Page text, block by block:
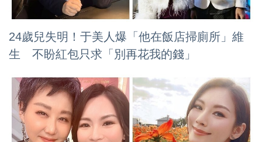
24歲兒失明！于美人爆「他在飯店掃廁所」維
生 不盼紅包只求「別再花我的錢」